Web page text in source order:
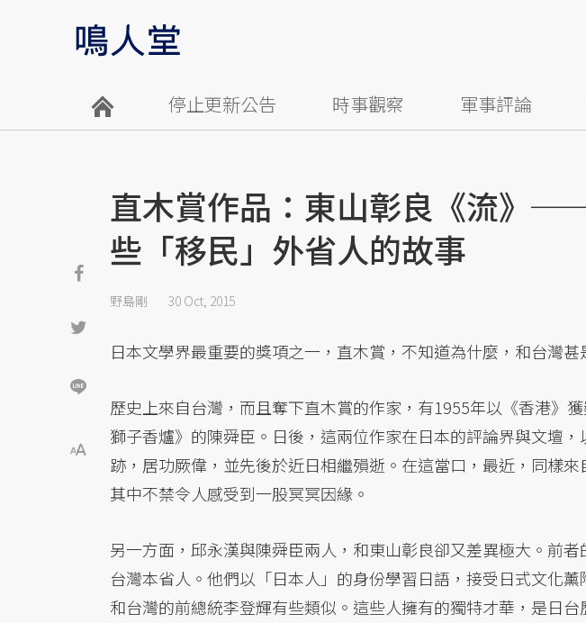
停止更新公告 時事觀察 軍事評論
直木賞作品：東山彰良《流》
些「移民」外省人的故事
野島剛 30 Oct, 2015
日本文學界最重要的獎項之一，直木賞，不知道為什麼，和台灣甚
歷史上來自台灣，而且奪下直木賞的作家，有1955年以《香港》
獅子香爐》的陳舜臣。日後，這兩位作家在日本的評論界與文壇
跡，居功厥偉，並先後於近日相繼殞逝。在這當口，最近，同樣來
其中不禁令人感受到一股冥冥因緣。
另一方面，邱永漢與陳舜臣兩人，和東山彰良卻又差異極大。前
台灣本省人。他們以「日本人」的身份學習日語，接受日式文化
和台灣的前總統李登輝有些類似。這些人擁有的獨特才華，是日